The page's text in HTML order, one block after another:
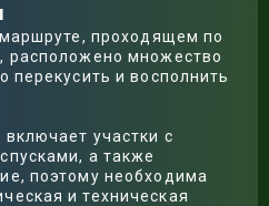
проходящем по
расположено множество
перекусить и восполнить
участки с
а также
поэтому необходима
и техническая